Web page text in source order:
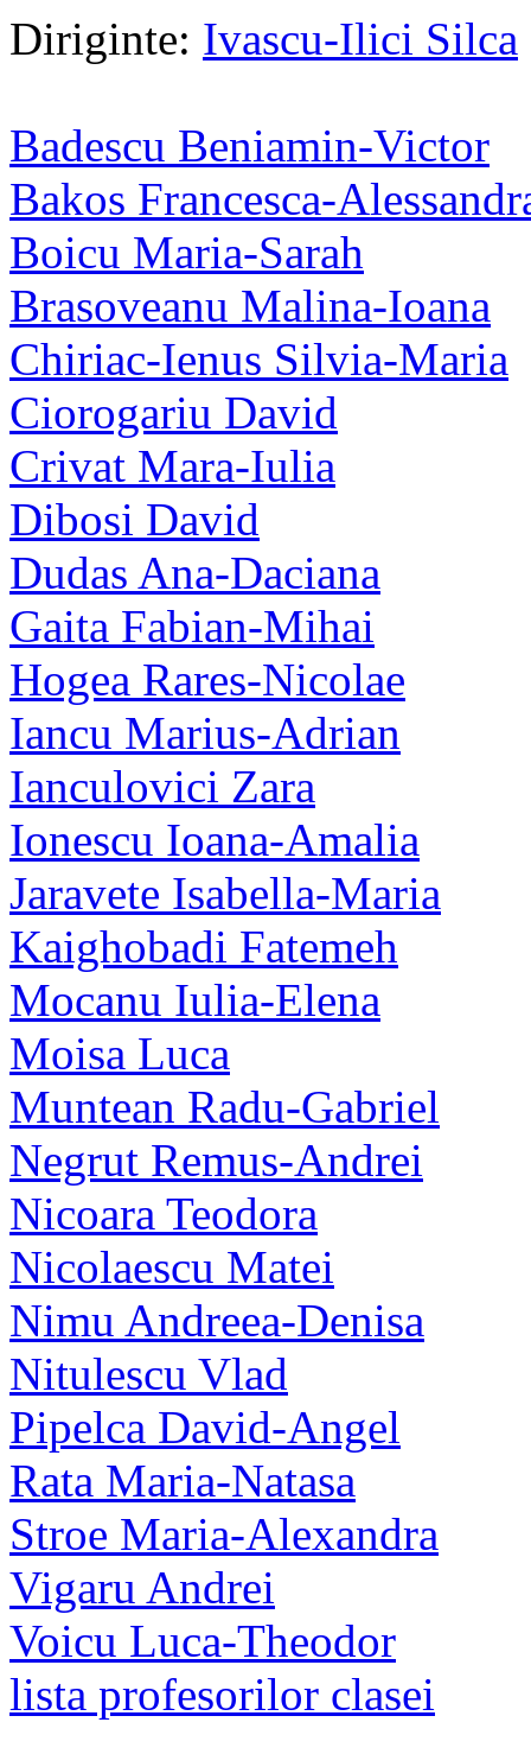
Diriginte: Ivascu-Ilici Silca
Badescu Beniamin-Victor
Bakos Francesca-
Boicu Maria-Sarah
Brasoveanu Malina-Ioana
Chiriac-Ienus Silvia-Maria
Ciorogariu David
Crivat Mara-Iulia
Dibosi David
Dudas Ana-Daciana
Gaita Fabian-Mihai
Hogea Rares-Nicolae
Iancu Marius-Adrian
Ianculovici Zara
Ionescu Ioana-Amalia
Jaravete Isabella-Maria
Kaighobadi Fatemeh
Mocanu Iulia-Elena
Moisa Luca
Muntean Radu-Gabriel
Negrut Remus-Andrei
Nicoara Teodora
Nicolaescu Matei
Nimu Andreea-Denisa
Nitulescu Vlad
Pipelca David-Angel
Rata Maria-Natasa
Stroe Maria-Alexandra
Vigaru Andrei
Voicu Luca-Theodor
lista profesorilor clasei